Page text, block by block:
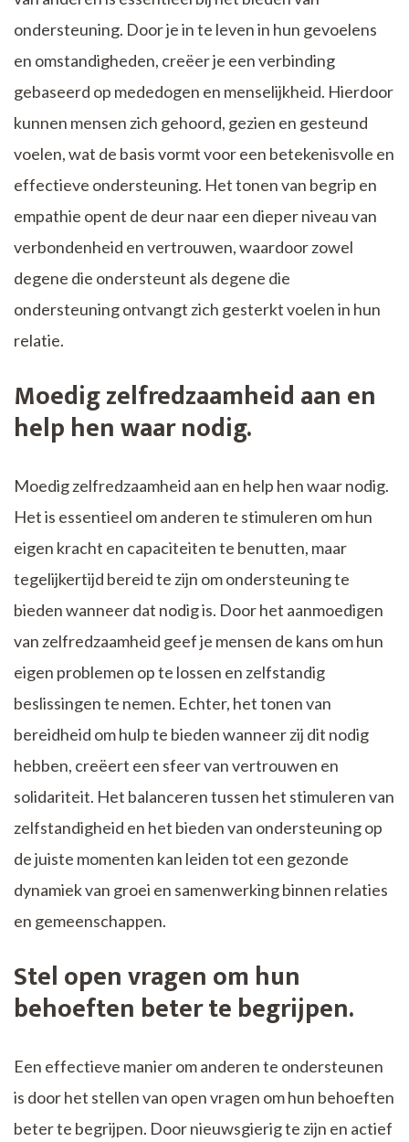
ondersteuning. Door je in te leven in hun gevoelens
en omstandigheden, creëer je een verbinding
gebaseerd op mededogen en menselijkheid. Hierdoor
kunnen mensen zich gehoord, gezien en gesteund
voelen, wat de basis vormt voor een betekenisvolle en
effectieve ondersteuning. Het tonen van begrip en
empathie opent de deur naar een dieper niveau van
verbondenheid en vertrouwen, waardoor zowel
degene die ondersteunt als degene die
ondersteuning ontvangt zich gesterkt voelen in hun
relatie.
Moedig zelfredzaamheid aan en
help hen waar nodig.
Moedig zelfredzaamheid aan en help hen waar nodig.
Het is essentieel om anderen te stimuleren om hun
eigen kracht en capaciteiten te benutten, maar
tegelijkertijd bereid te zijn om ondersteuning te
bieden wanneer dat nodig is. Door het aanmoedigen
van zelfredzaamheid geef je mensen de kans om hun
eigen problemen op te lossen en zelfstandig
beslissingen te nemen. Echter, het tonen van
bereidheid om hulp te bieden wanneer zij dit nodig
hebben, creëert een sfeer van vertrouwen en
solidariteit. Het balanceren tussen het stimuleren van
zelfstandigheid en het bieden van ondersteuning op
de juiste momenten kan leiden tot een gezonde
dynamiek van groei en samenwerking binnen relaties
en gemeenschappen.
Stel open vragen om hun
behoeften beter te begrijpen.
Een effectieve manier om anderen te ondersteunen
is door het stellen van open vragen om hun behoeften
beter te begrijpen. Door nieuwsgierig te zijn en actief